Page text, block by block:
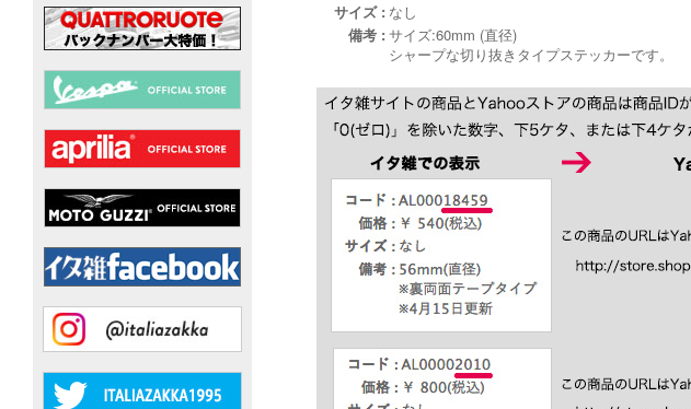
サイズ : なし
備考 : サイズ:60mm (直径)
シャープな切り抜きタイプステッカーです。